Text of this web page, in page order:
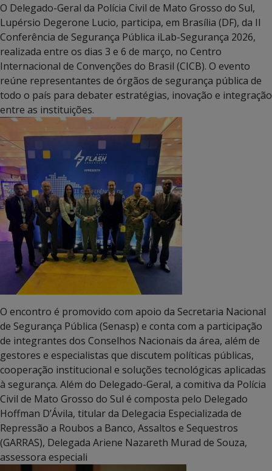
O Delegado-Geral da Polícia Civil de Mato Grosso do Sul,
Lupérsio Degerone Lucio, participa, em Brasília (DF), da II
Conferência de Segurança Pública iLab-Segurança 2026,
realizada entre os dias 3 e 6 de março, no Centro
Internacional de Convenções do Brasil (CICB). O evento
reúne representantes de órgãos de segurança pública de
todo o país para debater estratégias, inovação e integração
entre as instituições.
O encontro é promovido com apoio da Secretaria Nacional
de Segurança Pública (Senasp) e conta com a participação
de integrantes dos Conselhos Nacionais da área, além de
gestores e especialistas que discutem políticas públicas,
cooperação institucional e soluções tecnológicas aplicadas
à segurança. Além do Delegado-Geral, a comitiva da Polícia
Civil de Mato Grosso do Sul é composta pelo Delegado
Hoffman D’Ávila, titular da Delegacia Especializada de
Repressão a Roubos a Banco, Assaltos e Sequestros
(GARRAS), Delegada Ariene Nazareth Murad de Souza,
assessora especiali